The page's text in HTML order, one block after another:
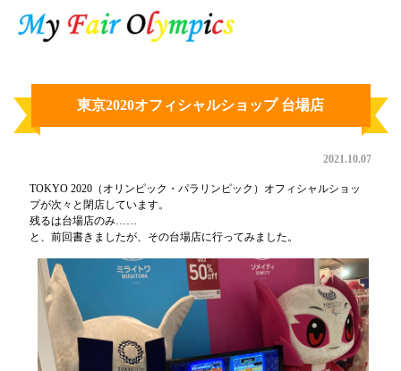
東京2020オフィシャルショップ 台場店
2021.10.07
TOKYO 2020（オリンピック・パラリンピック）オフィシャルショッ
プが次々と閉店しています。
残るは台場店のみ……
と、前回書きましたが、その台場店に行ってみました。